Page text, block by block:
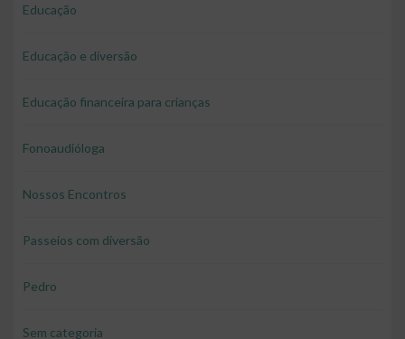
Educação
Educação e diversão
Educação financeira para crianças
Fonoaudióloga
Nossos Encontros
Passeios com diversão
Pedro
Sem categoria